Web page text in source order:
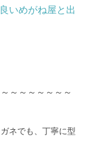
いめがね屋と出
～～～～～～～
ネでも、丁寧に型